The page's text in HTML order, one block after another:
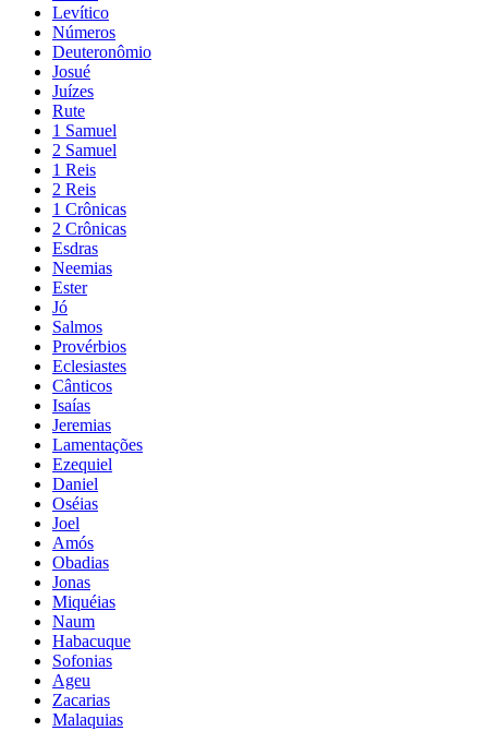
Levítico
Números
Deuteronômio
Josué
Juízes
Rute
1 Samuel
2 Samuel
1 Reis
2 Reis
1 Crônicas
2 Crônicas
Esdras
Neemias
Ester
Jó
Salmos
Provérbios
Eclesiastes
Cânticos
Isaías
Jeremias
Lamentações
Ezequiel
Daniel
Oséias
Joel
Amós
Obadias
Jonas
Miquéias
Naum
Habacuque
Sofonias
Ageu
Zacarias
Malaquias